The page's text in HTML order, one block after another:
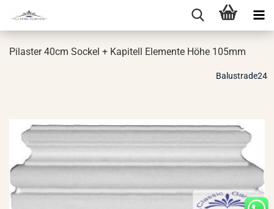
Pi­las­ter 40cm So­ckel + Ka­pi­tell Ele­men­te Höhe 105mm
Balustrade24